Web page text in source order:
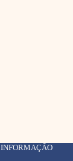
INFORMAÇÃO